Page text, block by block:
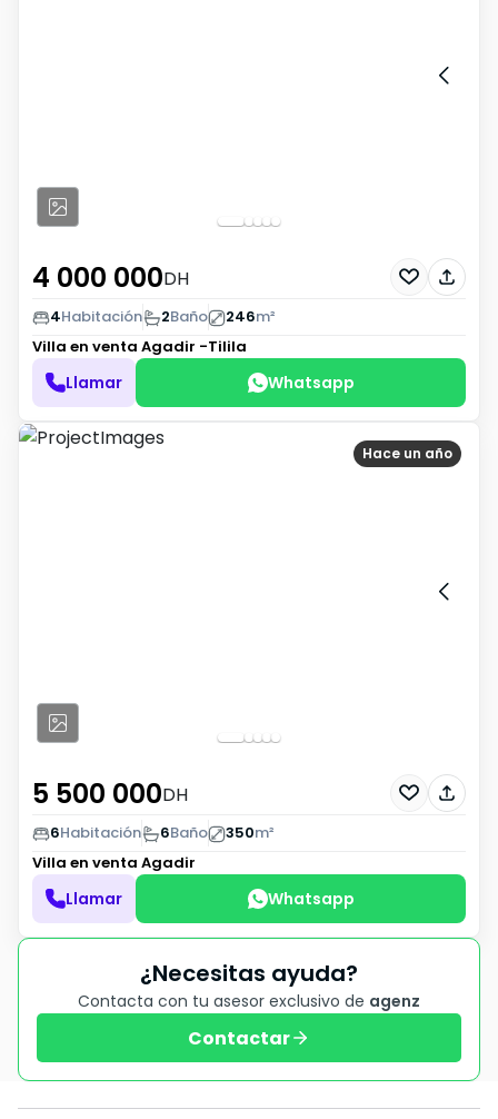
4 000 000DH
4Habitación 2Baño 246m²
Villa en venta Agadir -Tilila
Llamar Whatsapp
Hace un año
5 500 000DH
6Habitación 6Baño 350m²
Villa en venta Agadir
Llamar Whatsapp
¿Necesitas ayuda?
Contacta con tu asesor exclusivo de agenz
Contactar